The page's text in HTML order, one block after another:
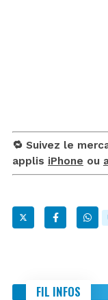
🔁 Suivez le
applis iPhone ou
FIL INFOS